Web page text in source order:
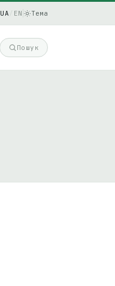
UA EN Тема
Пошук